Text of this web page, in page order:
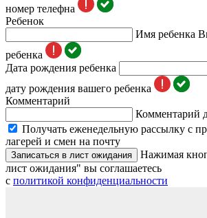
номер телефна
Ребенок
Имя ребенка
ребенка
Дата рождения ребенка
дату рождения вашего ребенка
Комментарий
Комментарий
Получать еженедельную рассылку с
лагерей и смен на почту
Записаться в лист ожидания
Нажимая
лист ожидания" вы соглашаетесь
с политикой конфиденциальности